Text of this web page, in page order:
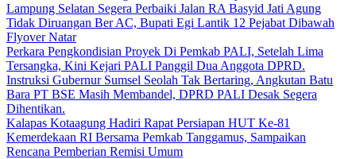
Lampung Selatan Segera Perbaiki Jalan RA Basyid Jati Agung
Tidak Diruangan Ber AC, Bupati Egi Lantik 12 Pejabat Dibawah
Flyover Natar
Perkara Pengkondisian Proyek Di Pemkab PALI, Setelah Lima
Tersangka, Kini Kejari PALI Panggil Dua Anggota DPRD.
Instruksi Gubernur Sumsel Seolah Tak Bertaring, Angkutan Batu
Bara PT BSE Masih Membandel, DPRD PALI Desak Segera
Dihentikan.
Kalapas Kotaagung Hadiri Rapat Persiapan HUT Ke-81
Kemerdekaan RI Bersama Pemkab Tanggamus, Sampaikan
Rencana Pemberian Remisi Umum